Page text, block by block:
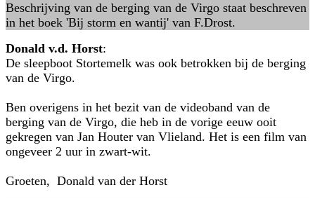
Beschrijving van de berging van de Virgo staat beschreven
in het boek 'Bij storm en wantij' van F.Drost.
Donald v.d. Horst:
De sleepboot Stortemelk was ook betrokken bij de berging
van de Virgo.
Ben overigens in het bezit van de videoband van de
berging van de Virgo, die heb in de vorige eeuw ooit
gekregen van Jan Houter van Vlieland. Het is een film van
ongeveer 2 uur in zwart-wit.
Groeten, Donald van der Horst